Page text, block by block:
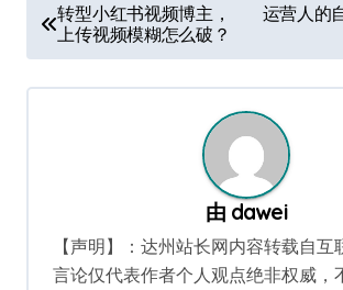
章
导
转型小红书视频博主，
上传视频模糊怎么破？
运营人的
由 dawei
【声明】：达州站长网内容转载自互
言论仅代表作者个人观点绝非权威，